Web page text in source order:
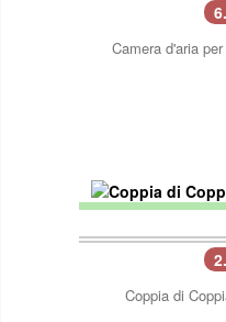
Camera d'aria
Coppia di